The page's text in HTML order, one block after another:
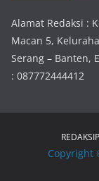
Alamat Redaksi :
Macan 5,
Serang – Banten,
: 087772444412
REDAKSI
Copyright